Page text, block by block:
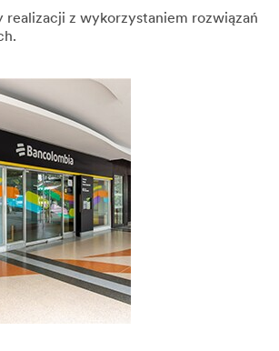
realizacji z wykorzystaniem rozwiązań